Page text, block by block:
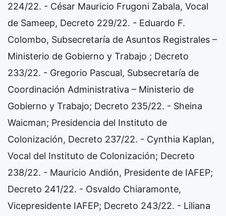
224/22. - César Mauricio Frugoni Zabala, Vocal
de Sameep, Decreto 229/22. - Eduardo F.
Colombo, Subsecretaría de Asuntos Registrales –
Ministerio de Gobierno y Trabajo ; Decreto
233/22. - Gregorio Pascual, Subsecretaría de
Coordinación Administrativa – Ministerio de
Gobierno y Trabajo; Decreto 235/22. - Sheina
Waicman; Presidencia del Instituto de
Colonización, Decreto 237/22. - Cynthia Kaplan,
Vocal del Instituto de Colonización; Decreto
238/22. - Mauricio Andión, Presidente de IAFEP;
Decreto 241/22. - Osvaldo Chiaramonte,
Vicepresidente IAFEP; Decreto 243/22. - Liliana